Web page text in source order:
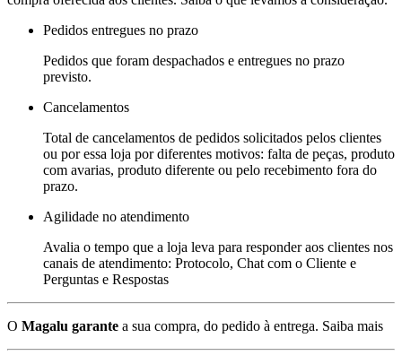
Pedidos entregues no prazo
Pedidos que foram despachados e entregues no prazo
previsto.
Cancelamentos
Total de cancelamentos de pedidos solicitados pelos clientes
ou por essa loja por diferentes motivos: falta de peças, produto
com avarias, produto diferente ou pelo recebimento fora do
prazo.
Agilidade no atendimento
Avalia o tempo que a loja leva para responder aos clientes nos
canais de atendimento: Protocolo, Chat com o Cliente e
Perguntas e Respostas
O Magalu garante a sua compra, do pedido à entrega. Saiba mais